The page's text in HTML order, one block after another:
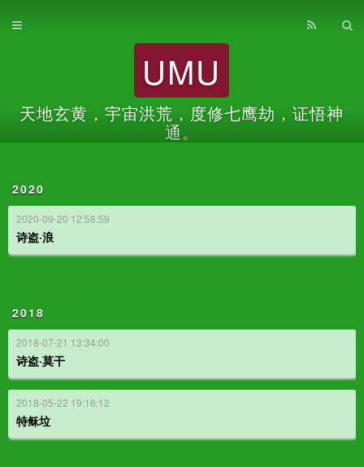
UMU
天地玄黄，宇宙洪荒，度修七鹰劫，证悟神
通。
2020
2020-09-20 12:58:59
诗盗·浪
2018
2018-07-21 13:34:00
诗盗·莫干
2018-05-22 19:16:12
特稣垃
首页
关于